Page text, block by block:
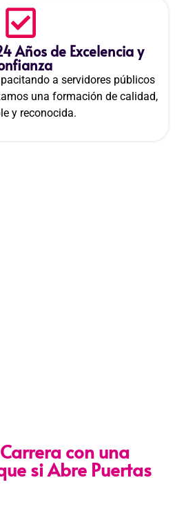
Años de Excelencia y
a servidores públicos
una formación de calidad,
y reconocida.
con una
si Abre Puertas